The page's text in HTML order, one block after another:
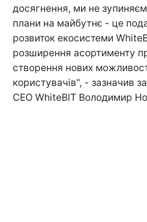
досягнення, ми не
плани на майбутнє - це
розвиток екосистеми
розширення асортименту
створення нових
користувачів", - зазначив
CEO WhiteBIT Володимир